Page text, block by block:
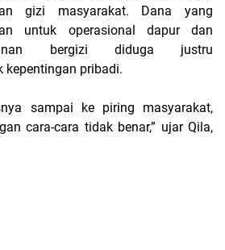
gizi masyarakat. Dana yang
untuk operasional dapur dan
bergizi diduga justru
kepentingan pribadi.
sampai ke piring masyarakat,
cara-cara tidak benar,” ujar Qila,